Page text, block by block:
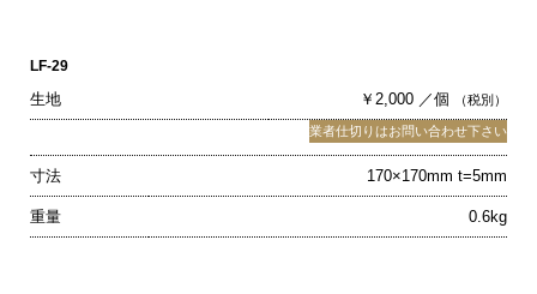
LF-29
生地 ￥2,000 ／個 （税別）
業者仕切りはお問い合わせ下さい
寸法 170×170mm t=5mm
重量 0.6kg